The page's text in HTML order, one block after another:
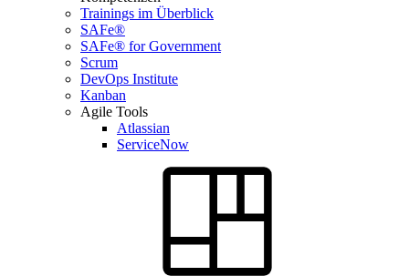
Trainings im Überblick
SAFe®
SAFe® for Government
Scrum
DevOps Institute
Kanban
Agile Tools
Atlassian
ServiceNow